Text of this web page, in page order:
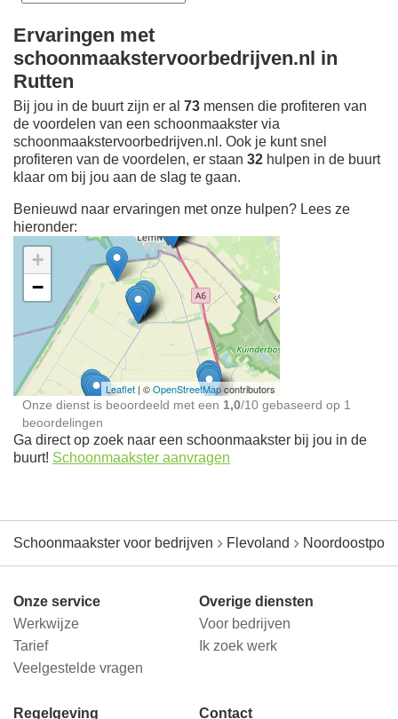
Ervaringen met
schoonmaakstervoorbedrijven.nl in
Rutten
Bij jou in de buurt zijn er al 73 mensen die profiteren van
de voordelen van een schoonmaakster via
schoonmaakstervoorbedrijven.nl. Ook je kunt snel
profiteren van de voordelen, er staan 32 hulpen in de buurt
klaar om bij jou aan de slag te gaan.
Benieuwd naar ervaringen met onze hulpen? Lees ze
hieronder:
Ontdek meer ervaringen
Schoonmaakster bij
jou in de buurt
+
−
Leaflet | ©OpenStreetMapcontributors
Onze dienst is beoordeeld met een 1,0/10 gebaseerd op 1
beoordelingen
Ga direct op zoek naar een schoonmaakster bij jou in de
buurt! Schoonmaakster aanvragen
Schoonmaakster voor bedrijven Flevoland
Onze service
Werkwijze
Tarief
Veelgestelde vragen
Overige diensten
Voor bedrijven
Ik zoek werk
Regelgeving Contact